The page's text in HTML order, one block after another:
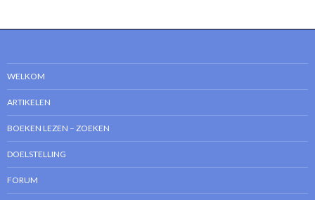
WELKOM
ARTIKELEN
BOEKEN LEZEN – ZOEKEN
DOELSTELLING
FORUM